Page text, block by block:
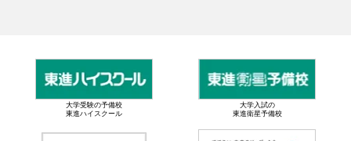
大学受験の予備校
東進ハイスクール
大学入試の
東進衛星予備校